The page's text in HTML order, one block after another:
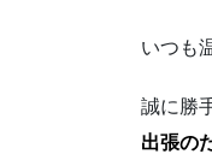
いつも
誠に勝
出張の